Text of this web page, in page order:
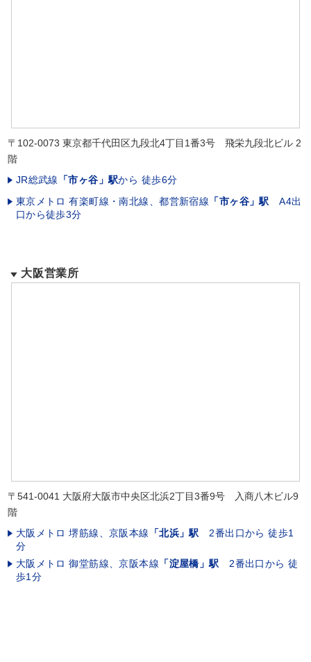
〒102-0073 東京都千代田区九段北4丁目1番3号 飛栄九段北ビル 2
階
JR総武線
「市ヶ谷」駅から 徒歩6分
東京メトロ 有楽町線・南北線、都営新宿線 「市ヶ谷」駅 A4出
口から徒歩3分
大阪営業所
〒541-0041 大阪府大阪市中央区北浜2丁目3番9号 入商八木ビル9
階
大阪メトロ 堺筋線、京阪本線
「北浜」駅 2番出口から 徒歩1
分
大阪メトロ 御堂筋線、京阪本線 「淀屋橋」駅 2番出口から 徒
歩1分